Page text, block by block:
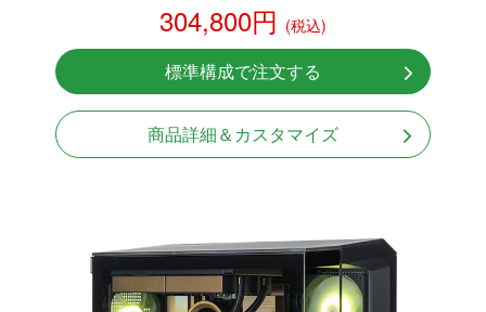
NVMeSSD 1TB
Windows11 Home 64bit
304,800円 (税込)
標準構成で注文する
商品詳細＆カスタマイズ